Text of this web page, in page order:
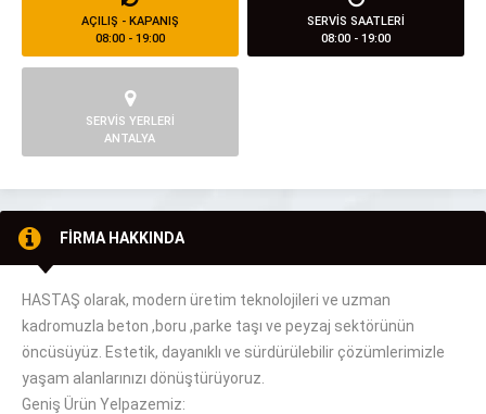
AÇILIŞ - KAPANIŞ
08:00 - 19:00
SERVİS SAATLERİ
08:00 - 19:00
SERVİS YERLERİ
ANTALYA
FİRMA HAKKINDA
HASTAŞ olarak, modern üretim teknolojileri ve uzman
kadromuzla beton ,boru ,parke taşı ve peyzaj sektörünün
öncüsüyüz. Estetik, dayanıklı ve sürdürülebilir çözümlerimizle
yaşam alanlarınızı dönüştürüyoruz.
Geniş Ürün Yelpazemiz: